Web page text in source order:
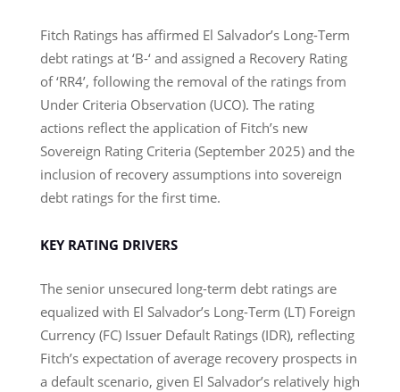
Fitch Ratings has affirmed El Salvador’s Long-Term
debt ratings at ‘B-‘ and assigned a Recovery Rating
of ‘RR4’, following the removal of the ratings from
Under Criteria Observation (UCO). The rating
actions reflect the application of Fitch’s new
Sovereign Rating Criteria (September 2025) and the
inclusion of recovery assumptions into sovereign
debt ratings for the first time.
KEY RATING DRIVERS
The senior unsecured long-term debt ratings are
equalized with El Salvador’s Long-Term (LT) Foreign
Currency (FC) Issuer Default Ratings (IDR), reflecting
Fitch’s expectation of average recovery prospects in
a default scenario, given El Salvador’s relatively high